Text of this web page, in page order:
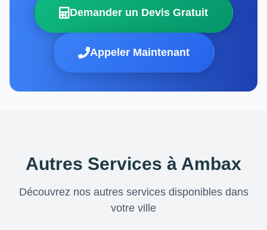
Demander un Devis Gratuit
Appeler Maintenant
Autres Services à Ambax
Découvrez nos autres services disponibles dans
votre ville